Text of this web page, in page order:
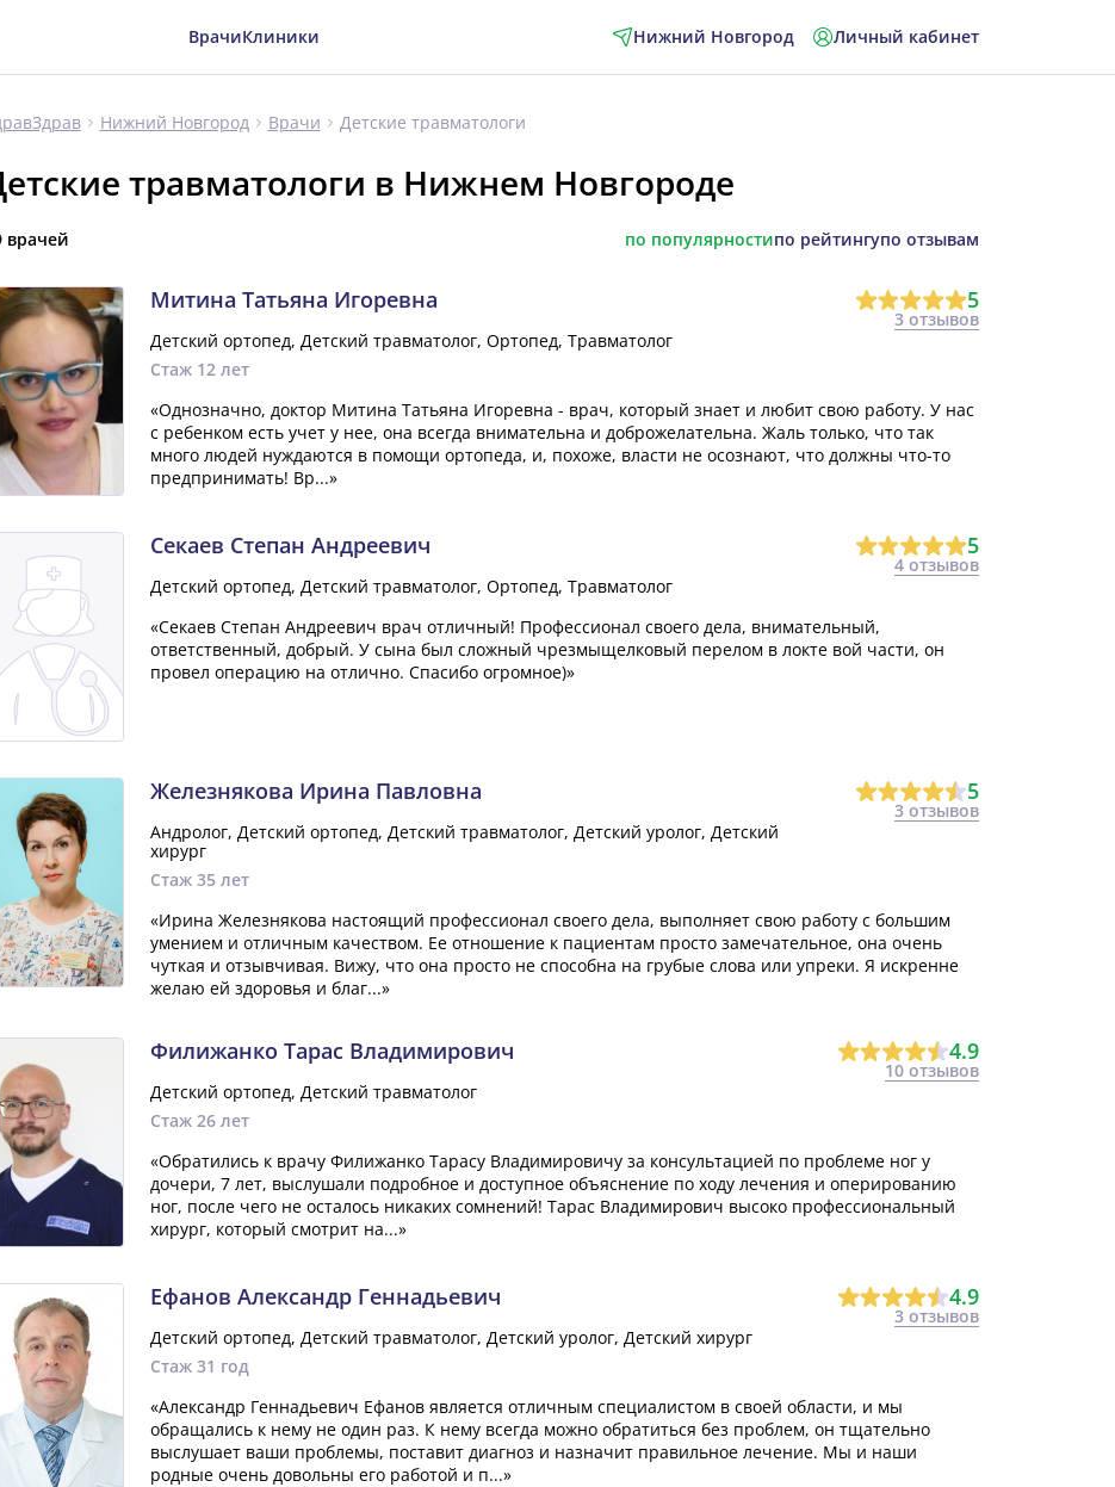
ВрачиКлиники Нижний Новгород Личный кабинет
Нижний Новгород Врачи Детские травматологи
травматологи в Нижнем Новгороде
врачей по популярностипо рейтингупо отзывам
Митина Татьяна Игоревна 5
3 отзывов
Детский ортопед, Детский травматолог, Ортопед, Травматолог
Стаж 12 лет
«Однозначно, доктор Митина Татьяна Игоревна - врач, который знает и любит свою работу. У нас
с ребенком есть учет у нее, она всегда внимательна и доброжелательна. Жаль только, что так
много людей нуждаются в помощи ортопеда, и, похоже, власти не осознают, что должны что-то
предпринимать! Вр...»
Секаев Степан Андреевич 5
4 отзывов
Детский ортопед, Детский травматолог, Ортопед, Травматолог
«Секаев Степан Андреевич врач отличный! Профессионал своего дела, внимательный,
ответственный, добрый. У сына был сложный чрезмыщелковый перелом в локте вой части, он
провел операцию на отлично. Спасибо огромное)»
Железнякова Ирина Павловна 5
3 отзывов
Андролог, Детский ортопед, Детский травматолог, Детский уролог, Детский
хирург
Стаж 35 лет
«Ирина Железнякова настоящий профессионал своего дела, выполняет свою работу с большим
умением и отличным качеством. Ее отношение к пациентам просто замечательное, она очень
чуткая и отзывчивая. Вижу, что она просто не способна на грубые слова или упреки. Я искренне
желаю ей здоровья и благ...»
Филижанко Тарас Владимирович 4.9
10 отзывов
Детский ортопед, Детский травматолог
Стаж 26 лет
«Обратились к врачу Филижанко Тарасу Владимировичу за консультацией по проблеме ног у
дочери, 7 лет, выслушали подробное и доступное объяснение по ходу лечения и оперированию
ног, после чего не осталось никаких сомнений! Тарас Владимирович высоко профессиональный
хирург, который смотрит на...»
Ефанов Александр Геннадьевич 4.9
3 отзывов
Детский ортопед, Детский травматолог, Детский уролог, Детский хирург
Стаж 31 год
«Александр Геннадьевич Ефанов является отличным специалистом в своей области, и мы
обращались к нему не один раз. К нему всегда можно обратиться без проблем, он тщательно
выслушает ваши проблемы, поставит диагноз и назначит правильное лечение. Мы и наши
родные очень довольны его работой и п...»